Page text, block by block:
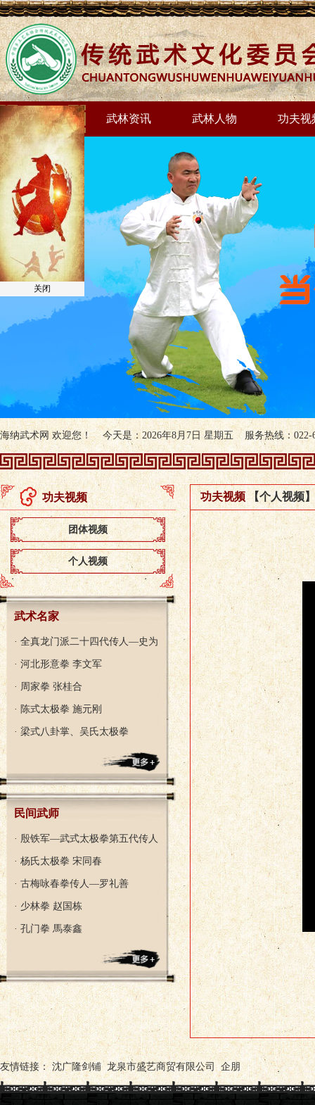
网站首页 武林资讯 武林人物 功夫视
海纳武术网 欢迎您！ 今天是：2026年8月7日 星期五 服务热线：022-
功夫视频
团体视频
个人视频
武术名家
· 全真龙门派二十四代传人—史为
· 河北形意拳 李文军
· 周家拳 张桂合
· 陈式太极拳 施元刚
· 梁式八卦掌、吴氏太极拳
民间武师
· 殷铁军—武式太极拳第五代传人
· 杨氏太极拳 宋同春
· 古梅咏春拳传人—罗礼善
· 少林拳 赵国栋
· 孔门拳 馬泰鑫
功夫视频【个人视频】
友情链接：沈广隆剑铺 龙泉市盛艺商贸有限公司 企朋
关闭